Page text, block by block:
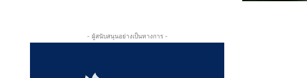
- ผู้สนับสนุนอย่างเป็นทางการ -